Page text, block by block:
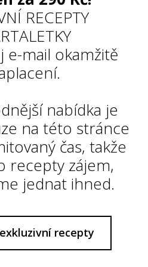
RECEPTY
e-mail okamžitě
nabídka je
na této stránce
čas, takže
recepty zájem,
jednat ihned.
recepty